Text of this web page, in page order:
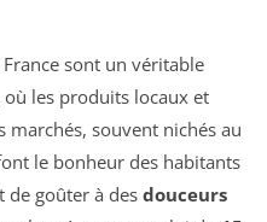
sont un véritable
où les produits locaux et
marchés, souvent nichés au
le bonheur des habitants
de goûter à des douceurs